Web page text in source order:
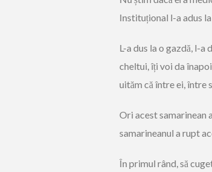
Instituțional l-a adus
L-a dus la o gazdă, l-a
cheltui, îți voi da
uităm că între ei, între
Ori acest samarinean
samarineanul a rupt
În primul rând, să